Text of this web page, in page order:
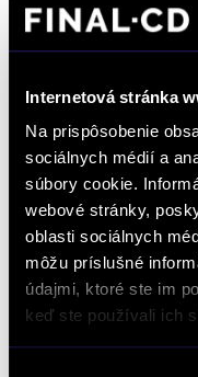
Internetová stránka
Na prispôsobenie
sociálnych médií a
súbory cookie.
webové stránky,
oblasti sociálnych
môžu príslušné
údajmi, ktoré ste im
keď ste používali ich
Spoločnosť:
Telefón: *
E-mail: *